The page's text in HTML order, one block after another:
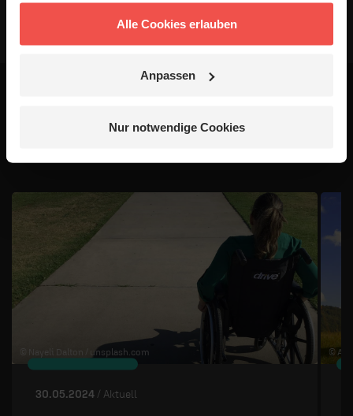
Alle Cookies erlauben
Anpassen
Nur notwendige Cookies
Das könnte dich auch
unsplash.com
30.05.2024 / Aktuell
©